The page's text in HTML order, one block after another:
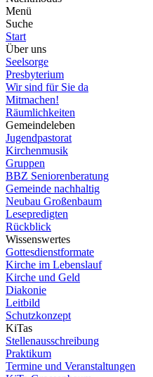
Menü
Suche
Start
Über uns
Seelsorge
Presbyterium
Wir sind für Sie da
Mitmachen!
Räumlichkeiten
Gemeindeleben
Jugendpastorat
Kirchenmusik
Gruppen
BBZ Seniorenberatung
Gemeinde nachhaltig
Neubau Großenbaum
Lesepredigten
Rückblick
Wissenswertes
Gottesdienstformate
Kirche im Lebenslauf
Kirche und Geld
Diakonie
Leitbild
Schutzkonzept
KiTas
Stellenausschreibung
Praktikum
Termine und Veranstaltungen